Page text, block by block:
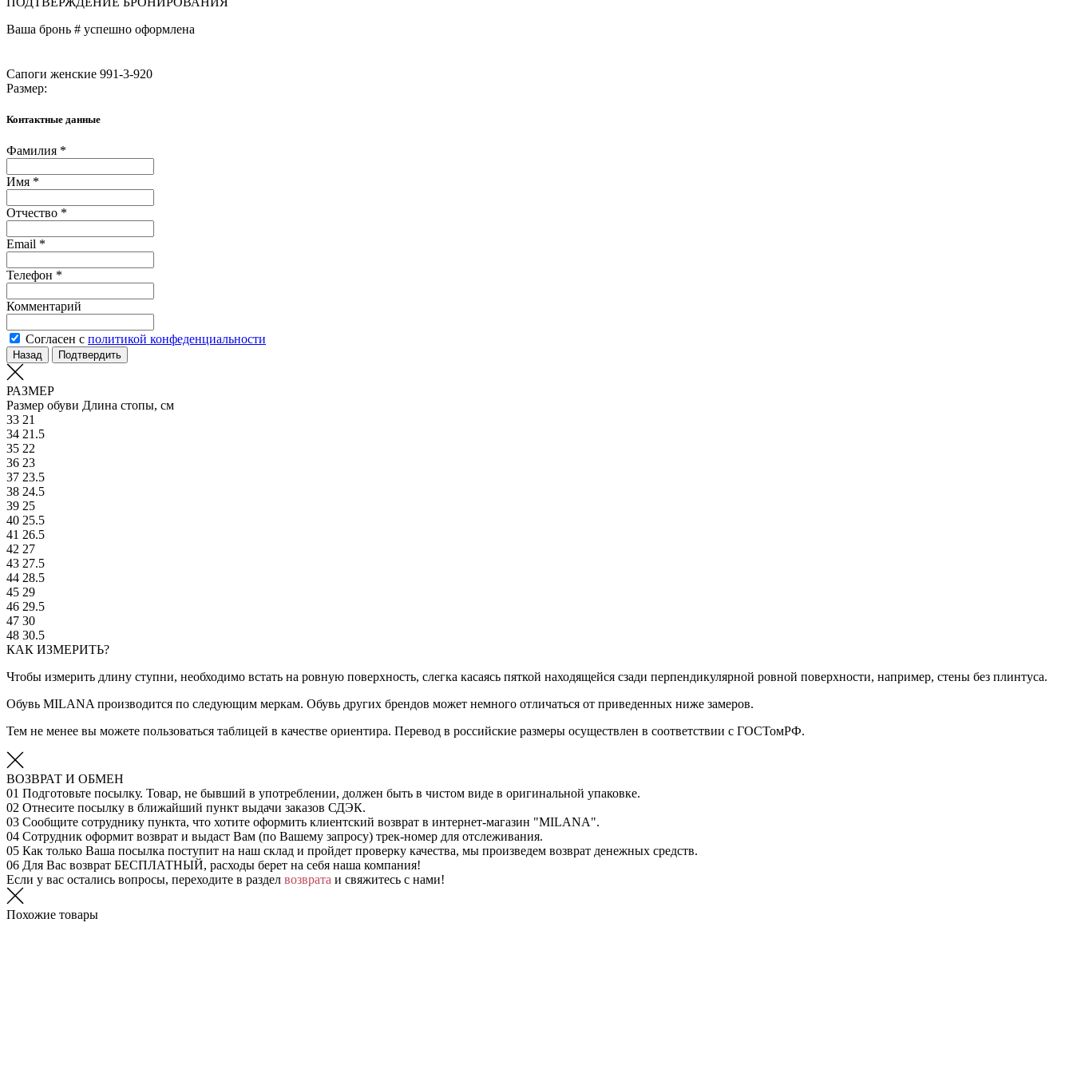
Ваша бронь # успешно оформлена
Сапоги женские 991-3-920
Размер:
Контактные данные
Фамилия *
Имя *
Отчество *
Email *
Телефон *
Комментарий
Согласен с политикой конфеденциальности
Назад Подтвердить
РАЗМЕР
Размер обуви Длина стопы, см
33 21
34 21.5
35 22
36 23
37 23.5
38 24.5
39 25
40 25.5
41 26.5
42 27
43 27.5
44 28.5
45 29
46 29.5
47 30
48 30.5
КАК ИЗМЕРИТЬ?
Чтобы измерить длину ступни, необходимо встать на ровную поверхность, слегка касаясь пяткой находящейся сзади перпендикулярной ровной поверхности, например, стены без плинтуса.
Обувь MILANA производится по следующим меркам. Обувь других брендов может немного отличаться от приведенных ниже замеров.
Тем не менее вы можете пользоваться таблицей в качестве ориентира. Перевод в российские размеры осуществлен в соответствии с ГОСТомРФ.
ВОЗВРАТ И ОБМЕН
01 Подготовьте посылку. Товар, не бывший в употреблении, должен быть в чистом виде в оригинальной упаковке.
02 Отнесите посылку в ближайший пункт выдачи заказов СДЭК.
03 Сообщите сотруднику пункта, что хотите оформить клиентский возврат в интернет-магазин "MILANA".
04 Сотрудник оформит возврат и выдаст Вам (по Вашему запросу) трек-номер для отслеживания.
05 Как только Ваша посылка поступит на наш склад и пройдет проверку качества, мы произведем возврат денежных средств.
06 Для Вас возврат БЕСПЛАТНЫЙ, расходы берет на себя наша компания!
Если у вас остались вопросы, переходите в раздел возврата и свяжитесь с нами!
Похожие товары